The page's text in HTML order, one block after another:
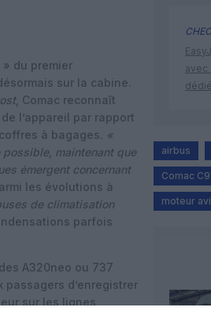
» du premier
sur la cabine.
, Comac reconnaît
l’appareil par rapport
à bagages. «
possible, maintenant que
émergent concernant
les évolutions à
de climatisation
parfois
A320neo ou 737
d’enregistrer
sur les lignes
avec
airbus
Comac
moteur